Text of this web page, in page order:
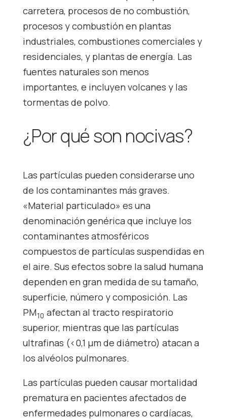
carretera, procesos de no combustión,
procesos y combustión en plantas
industriales, combustiones comerciales y
residenciales, y plantas de energía. Las
fuentes naturales son menos
importantes, e incluyen volcanes y las
tormentas de polvo.
¿Por qué son nocivas?
Las partículas pueden considerarse uno
de los contaminantes más graves.
«Material particulado» es una
denominación genérica que incluye los
contaminantes atmosféricos
compuestos de partículas suspendidas en
el aire. Sus efectos sobre la salud humana
dependen en gran medida de su tamaño,
superficie, número y composición. Las
PM10 afectan al tracto respiratorio
superior, mientras que las partículas
ultrafinas (<0,1 μm de diámetro) atacan a
los alvéolos pulmonares.
Las partículas pueden causar mortalidad
prematura en pacientes afectados de
enfermedades pulmonares o cardíacas,